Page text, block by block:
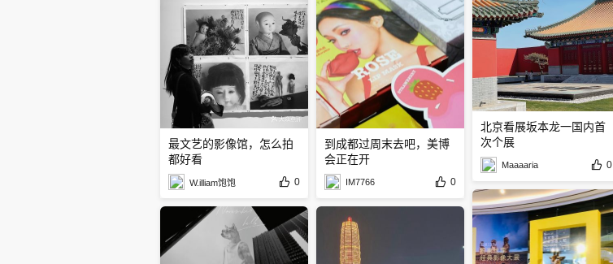
最文艺的影像馆，怎么拍
都好看
W.illiam饱饱 0
到成都过周末去吧，美博
会正在开
IM7766 0
北京看展坂本龙一国内首
次个展
Maaaaria 0